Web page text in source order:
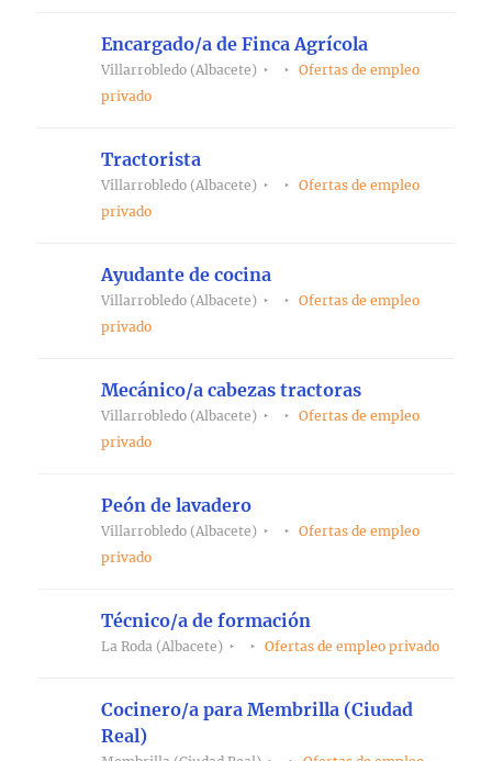
Encargado/a de Finca Agrícola
Villarrobledo (Albacete)
Ofertas de empleo
privado
Tractorista
Villarrobledo (Albacete)
Ofertas de empleo
privado
Ayudante de cocina
Villarrobledo (Albacete)
Ofertas de empleo
privado
Mecánico/a cabezas tractoras
Villarrobledo (Albacete)
Ofertas de empleo
privado
Peón de lavadero
Villarrobledo (Albacete)
Ofertas de empleo
privado
Técnico/a de formación
La Roda (Albacete) Ofertas de empleo privado
Cocinero/a para Membrilla (Ciudad
Real)